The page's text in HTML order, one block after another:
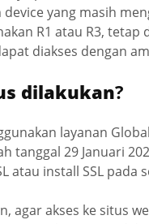
yang masih
R1 atau R3,
diakses dengan
dilakukan?
layanan
tanggal 29 Januari
atau install SSL pada
agar akses ke situs